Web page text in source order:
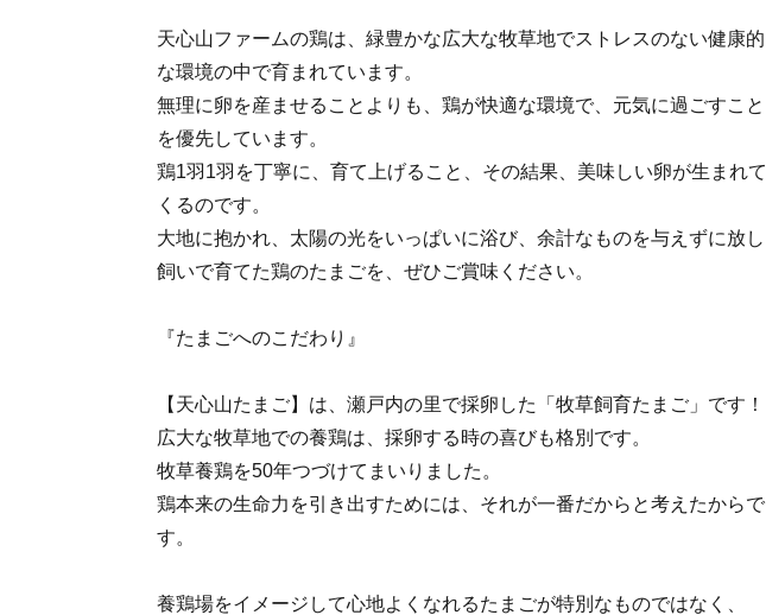
天心山ファームの鶏は、緑豊かな広大な牧草地でストレスのない健康的
な環境の中で育まれています。
無理に卵を産ませることよりも、鶏が快適な環境で、元気に過ごすこと
を優先しています。
鶏1羽1羽を丁寧に、育て上げること、その結果、美味しい卵が生まれて
くるのです。
大地に抱かれ、太陽の光をいっぱいに浴び、余計なものを与えずに放し
飼いで育てた鶏のたまごを、ぜひご賞味ください。
『たまごへのこだわり』
【天心山たまご】は、瀬戸内の里で採卵した「牧草飼育たまご」です！
広大な牧草地での養鶏は、採卵する時の喜びも格別です。
牧草養鶏を50年つづけてまいりました。
鶏本来の生命力を引き出すためには、それが一番だからと考えたからで
す。
養鶏場をイメージして心地よくなれるたまごが特別なものではなく、